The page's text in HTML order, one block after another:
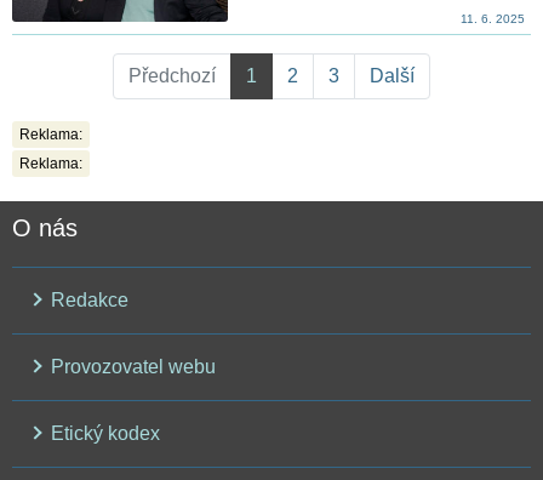
11. 6. 2025
Předchozí 1 2 3 Další
Reklama:
Reklama:
O nás
Redakce
Provozovatel webu
Etický kodex